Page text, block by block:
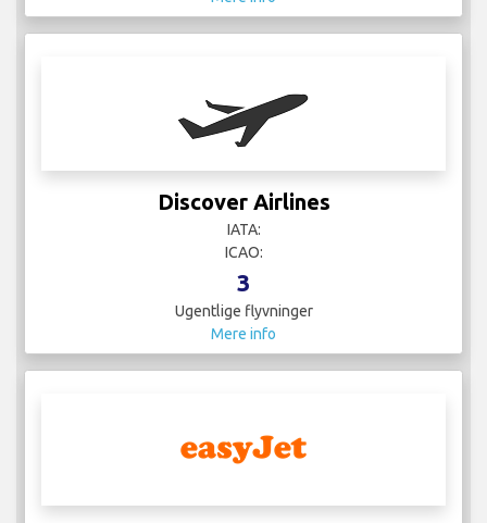
Discover Airlines
IATA:
ICAO:
3
Ugentlige flyvninger
Mere info